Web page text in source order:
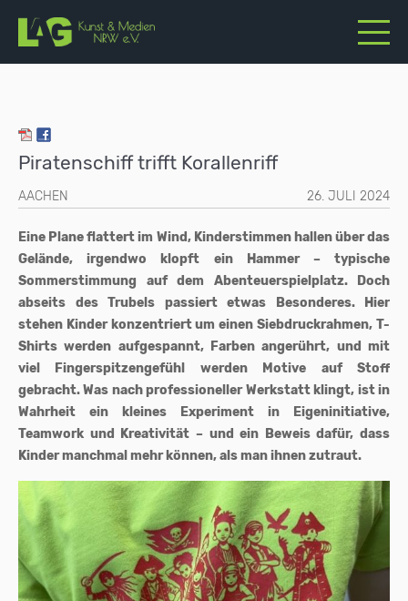
Piratenschiff trifft Korallenriff
AACHEN 26. JULI 2024
Eine Plane flattert im Wind, Kinderstimmen hallen über das
Gelände, irgendwo klopft ein Hammer – typische
Sommerstimmung auf dem Abenteuerspielplatz. Doch
abseits des Trubels passiert etwas Besonderes. Hier
stehen Kinder konzentriert um einen Siebdruckrahmen, T-
Shirts werden aufgespannt, Farben angerührt, und mit
viel Fingerspitzengefühl werden Motive auf Stoff
gebracht. Was nach professioneller Werkstatt klingt, ist in
Wahrheit ein kleines Experiment in Eigeninitiative,
Teamwork und Kreativität – und ein Beweis dafür, dass
Kinder manchmal mehr können, als man ihnen zutraut.